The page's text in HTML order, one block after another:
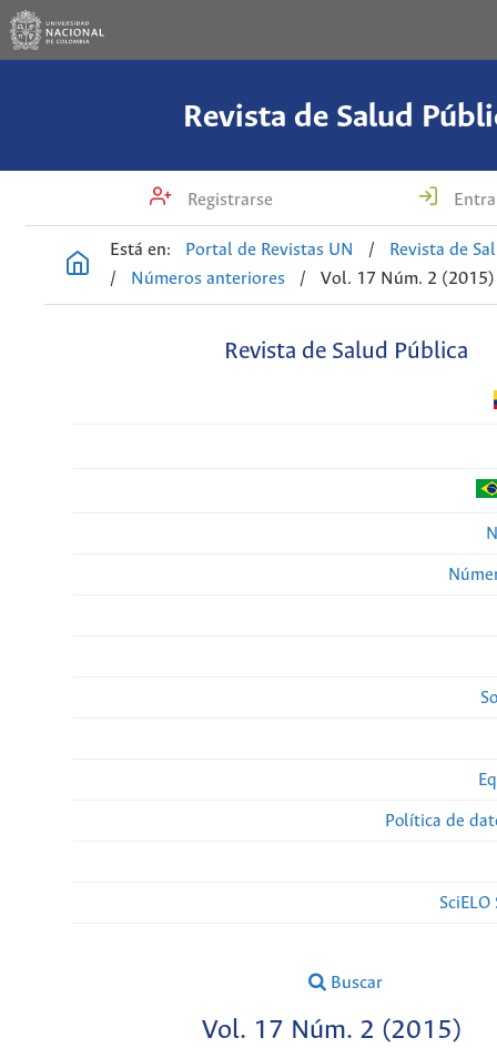
Revista de Salud
Registrarse
Está en: Portal de Revistas UN /
Revista de
/
Números anteriores / Vol. 17 Núm. 2 (2015)
Revista de Salud Pública
Política de
Buscar
Vol. 17 Núm. 2 (2015)